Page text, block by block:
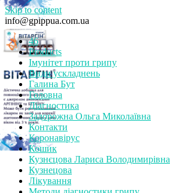
Skip to content
info@gpippua.com.ua
46
Products
Імунітет проти грипу
Види ускладнень
Галина Бут
Головна
Діагностика
Задорожна Ольга Миколаївна
Контакти
Коронавірус
Кошик
Кузнєцова Лариса Володимирівна
Кузнецова
Лікування